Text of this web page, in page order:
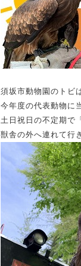
須坂市動物園のトビ
今年度の代表動物に
土日祝日の不定期で
獣舎の外へ連れて行